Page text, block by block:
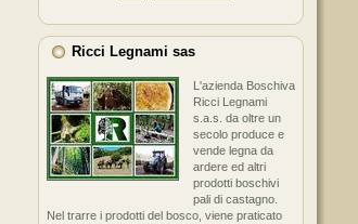
Ricci Legnami sas
L'azienda Boschiva
Ricci Legnami
s.a.s. da oltre un
secolo produce e
vende legna da
ardere ed altri
prodotti boschivi
pali di castagno.
Nel trarre i prodotti del bosco, viene praticato